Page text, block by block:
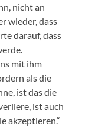
nicht an
wieder, dass
darauf, dass
mit ihm
als die
ist das die
ist auch
akzeptieren.“